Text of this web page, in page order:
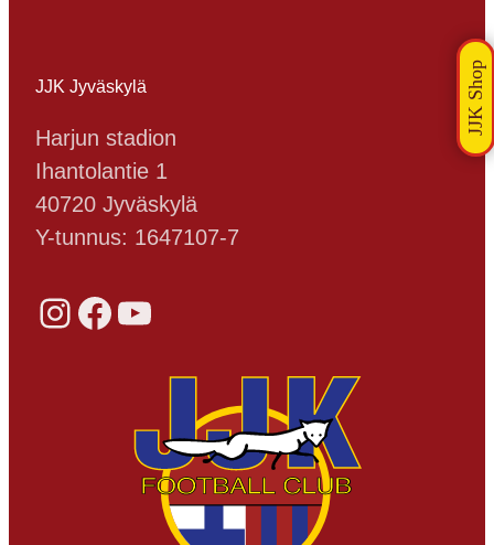
JJK Jyväskylä
Harjun stadion
Ihantolantie 1
40720 Jyväskylä
Y-tunnus: 1647107-7
Instagram Facebook YouTube